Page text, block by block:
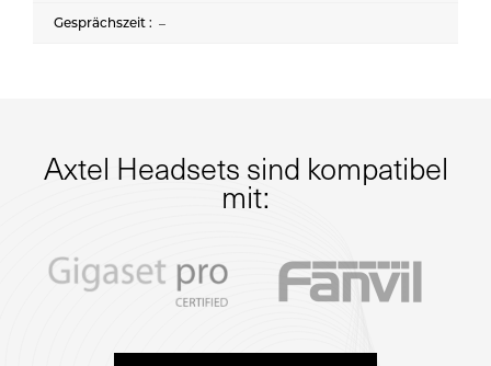
–
Axtel Headsets sind kompatibel
mit: